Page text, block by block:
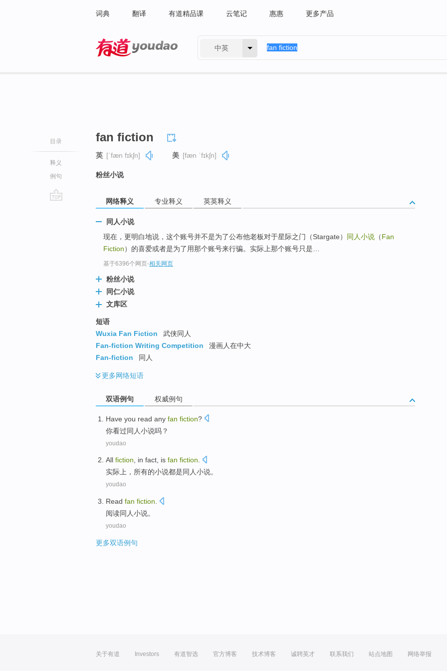
词典 翻译 有道精品课 云笔记 惠惠 更多产品
中英
目录
释义
例句
fan fiction
英 [ˈfæn fɪkʃn] 美 [fæn ˈfɪkʃn]
粉丝小说
网络释义 专业释义 英英释义
同人小说
现在，更明白地说，这个账号并不是为了公布他老板对于星际之门（Stargate） 同人小说 （Fan
Fiction）的喜爱或者是为了用那个账号来行骗。实际上那个账号只是…
基于6396个网页-相关网页
粉丝小说
同仁小说
文库区
短语
Wuxia Fan Fiction
武侠同人
Fan-fiction Writing Competition
漫画人在中大
Fan-fiction
同人
更多网络短语
双语例句 权威例句
Have you read any fan fiction?
你看过同人小说吗？
youdao
All fiction, in fact, is fan fiction.
实际上 ， 所有的小说都是同人小说。
youdao
Read fan fiction
阅读同人小说。
youdao
更多双语例句
关于有道 Investors 有道智选 官方博客 技术博客 诚聘英才 联系我们 站点地图 网络举报